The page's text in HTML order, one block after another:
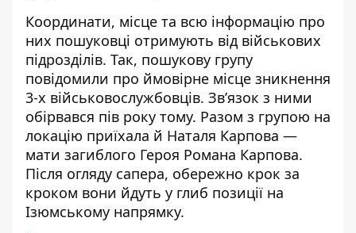
Координати, місце та всю інформацію про
них пошуковці отримують від військових
підрозділів. Так, пошукову групу
повідомили про ймовірне місце зникнення
3-х військовослужбовців. Зв’язок з ними
обірвався пів року тому. Разом з групою на
локацію приїхала й Наталя Карпова —
мати загиблого Героя Романа Карпова.
Після огляду сапера, обережно крок за
кроком вони йдуть у глиб позиції на
Ізюмському напрямку.